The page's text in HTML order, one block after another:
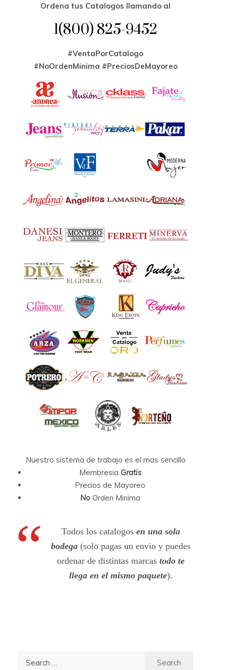
Ordena tus Catalogos llamando al
1(800) 825-9452
#VentaPorCatalogo
#NoOrdenMinima #PreciosDeMayoreo
Nuestro sistema de trabajo es el mas sencillo
Membresia Gratis
Precios de Mayoreo
NoOrden Minima
Todos los catalogos en una sola
bodega (solo pagas un envio y puedes
ordenar de distintas marcastodo te
llega en el mismo paquete).